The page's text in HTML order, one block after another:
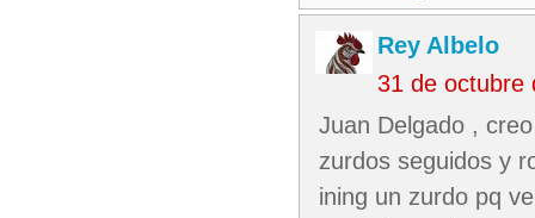
Rey Albelo
31 de octubre
Juan Delgado ,
zurdos seguidos y
ining un zurdo pq